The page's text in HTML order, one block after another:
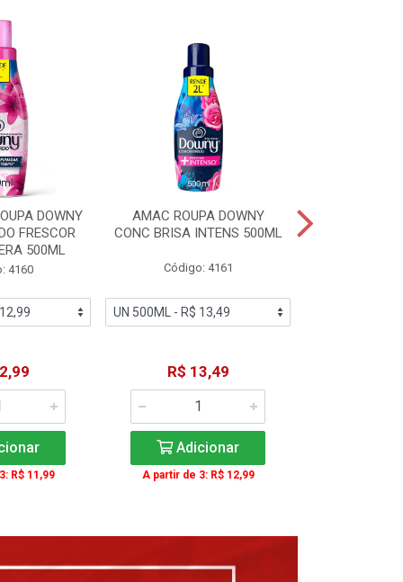
DOWNY
FRESCOR
500ML
4160
R$ 11,99
AMAC ROUPA DOWNY
CONC BRISA INTENS 500ML
Código: 4161
R$ 13,49
Adicionar
A partir de 3: R$ 12,99